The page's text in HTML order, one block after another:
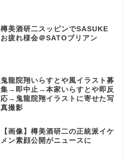
樽美酒研二スッピンでSASUKE
お疲れ様会＠SATOブリアン
鬼龍院翔いらすとや風イラスト募
集→即中止→本家いらすとや即反
応→鬼龍院翔イラストに寄せた写
真撮影
【画像】樽美酒研二の正統派イケ
メン素顔公開がニュースに